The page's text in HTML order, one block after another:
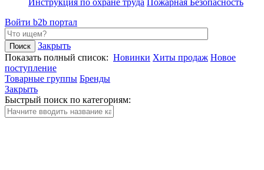
Инструкция по охране труда Пожарная Безопасность
Войти b2b портал
Закрыть
Показать полный список: Новинки Хиты продаж Новое
поступление
Товарные группы Бренды
Закрыть
Быстрый поиск по категориям: